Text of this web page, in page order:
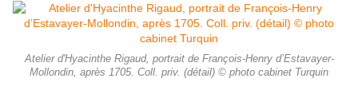
Atelier d'Hyacinthe Rigaud, portrait de François-Henry d’Estavayer-
Mollondin, après 1705. Coll. priv. (détail) © photo cabinet Turquin